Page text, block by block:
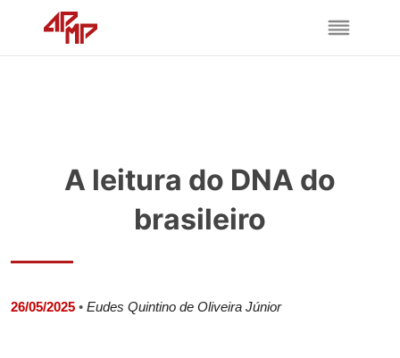
A leitura do DNA do
brasileiro
26/05/2025 • Eudes Quintino de Oliveira Júnior